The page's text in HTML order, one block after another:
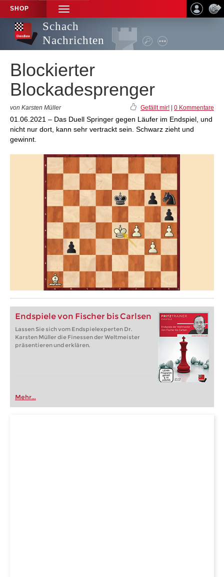
SHOP
TOGGLE
NAVIGATION
Schach
Nachrichten
Blockierter
Blockadesprenger
von Karsten Müller Gefällt mir! 0 Kommentare
01.06.2021 – Das Duell Springer gegen Läufer im Endspiel, und
nicht nur dort, kann sehr vertrackt sein. Schwarz zieht und
gewinnt.
Endspiele von Fischer bis Carlsen
Lassen Sie sich vom Endspielexperten Dr.
Karsten Müller die Finessen der Weltmeister
präsentieren und erklären.
Mehr...